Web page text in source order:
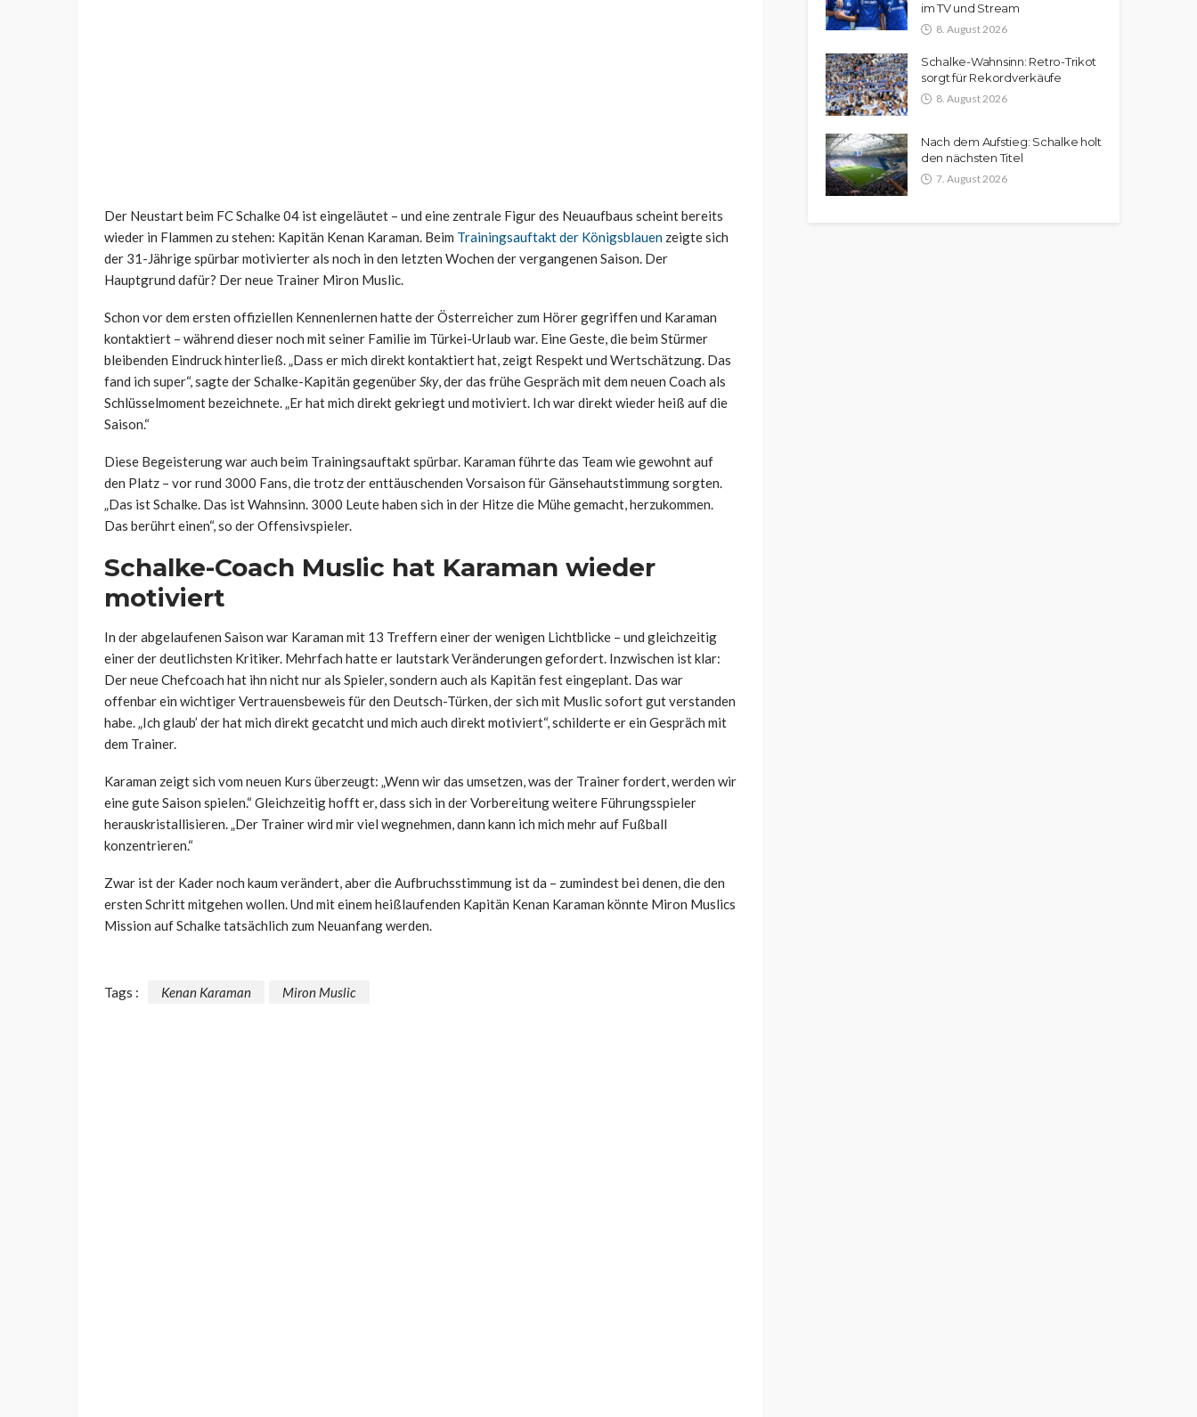
Der Neustart beim FC Schalke 04 ist eingeläutet – und eine zentrale Figur des Neuaufbaus scheint bereits
wieder in Flammen zu stehen: Kapitän Kenan Karaman. Beim Trainingsauftakt der Königsblauen zeigte sich
der 31-Jährige spürbar motivierter als noch in den letzten Wochen der vergangenen Saison. Der
Hauptgrund dafür? Der neue Trainer Miron Muslic.
Schon vor dem ersten offiziellen Kennenlernen hatte der Österreicher zum Hörer gegriffen und Karaman
kontaktiert – während dieser noch mit seiner Familie im Türkei-Urlaub war. Eine Geste, die beim Stürmer
bleibenden Eindruck hinterließ. „Dass er mich direkt kontaktiert hat, zeigt Respekt und Wertschätzung. Das
fand ich super“, sagte der Schalke-Kapitän gegenüberSky, der das frühe Gespräch mit dem neuen Coach als
Schlüsselmoment bezeichnete. „Er hat mich direkt gekriegt und motiviert. Ich war direkt wieder heiß auf die
Saison.“
Diese Begeisterung war auch beim Trainingsauftakt spürbar. Karaman führte das Team wie gewohnt auf
den Platz – vor rund 3000 Fans, die trotz der enttäuschenden Vorsaison für Gänsehautstimmung sorgten.
„Das ist Schalke. Das ist Wahnsinn. 3000 Leute haben sich in der Hitze die Mühe gemacht, herzukommen.
Das berührt einen“, so der Offensivspieler.
Schalke-Coach Muslic hat Karaman wieder
motiviert
In der abgelaufenen Saison war Karaman mit 13 Treffern einer der wenigen Lichtblicke – und gleichzeitig
einer der deutlichsten Kritiker. Mehrfach hatte er lautstark Veränderungen gefordert. Inzwischen ist klar:
Der neue Chefcoach hat ihn nicht nur als Spieler, sondern auch als Kapitän fest eingeplant. Das war
offenbar ein wichtiger Vertrauensbeweis für den Deutsch-Türken, der sich mit Muslic sofort gut verstanden
habe. „Ich glaub’ der hat mich direkt gecatcht und mich auch direkt motiviert“, schilderte er ein Gespräch mit
dem Trainer.
Karaman zeigt sich vom neuen Kurs überzeugt: „Wenn wir das umsetzen, was der Trainer fordert, werden wir
eine gute Saison spielen.“ Gleichzeitig hofft er, dass sich in der Vorbereitung weitere Führungsspieler
herauskristallisieren. „Der Trainer wird mir viel wegnehmen, dann kann ich mich mehr auf Fußball
konzentrieren.“
Zwar ist der Kader noch kaum verändert, aber die Aufbruchsstimmung ist da – zumindest bei denen, die den
ersten Schritt mitgehen wollen. Und mit einem heißlaufenden Kapitän Kenan Karaman könnte Miron Muslics
Mission auf Schalke tatsächlich zum Neuanfang werden.
Tags : Kenan Karaman Miron Muslic
im TV und Stream
8. August 2026
Schalke-Wahnsinn: Retro-Trikot
sorgt für Rekordverkäufe
8. August 2026
Nach dem Aufstieg: Schalke holt
den nächsten Titel
7. August 2026